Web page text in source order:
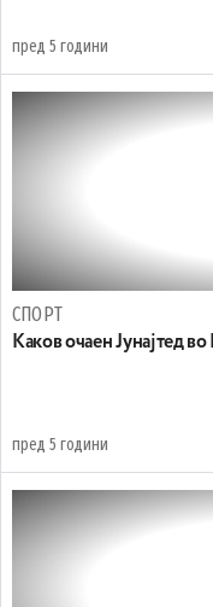
пред 5 години
СПОРТ
Каков очаен Јунајтед
пред 5 години